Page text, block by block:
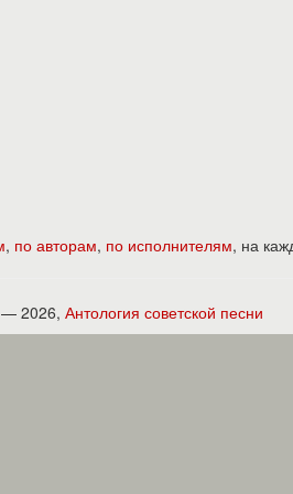
, по авторам, по исполнителям, на
2026, Антология советской песни